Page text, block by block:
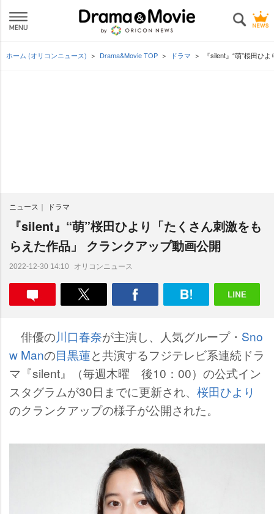
ホーム (オリコンニュース) Drama&Movie TOP ドラマ 『silent』“萌”桜田ひ
ニュース ドラマ
『silent』“萌”桜田ひより「たくさん刺激をも
らえた作品」 クランクアップ動画公開
2022-12-30 14:10 オリコンニュース
俳優の川口春奈が主演し、人気グループ・ Sno
w Manの目黒蓮と共演するフジテレビ系連続ドラ
マ『silent』（毎週木曜 後10：00）の公式イン
スタグラムが30日までに更新され、 桜田ひより
のクランクアップの様子が公開された。